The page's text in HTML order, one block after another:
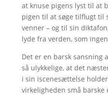
at knuse pigens lyst til at
pigen til at søge tilflugt til
venner – og til sin
lyde fra verden, som
Det er en barsk sansning
så ulykkelige, at det
i sin iscenesættelse
virkeligheden små